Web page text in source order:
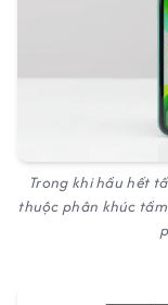
Trong khi hầu hết
thuộc phân khúc